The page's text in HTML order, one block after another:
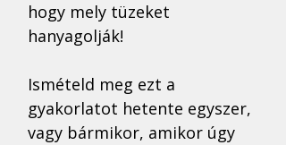
hogy mely tüzeket
hanyagolják!
Ismételd meg ezt a
gyakorlatot hetente egyszer,
vagy bármikor, amikor úgy